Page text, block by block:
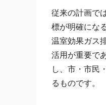
従来の計画で
標が明確にな
温室効果ガス
活用が重要で
し、市・市民
るものです。